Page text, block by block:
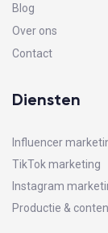
Blog
Over ons
Contact
Diensten
Influencer
TikTok marketing
Instagram
Productie &